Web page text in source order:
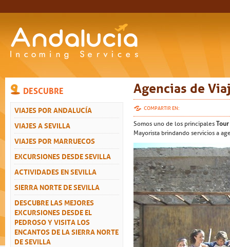
DESCUBRE
VIAJES POR ANDALUCÍA
VIAJES A SEVILLA
VIAJES POR MARRUECOS
EXCURSIONES DESDE SEVILLA
ACTIVIDADES EN SEVILLA
SIERRA NORTE DE SEVILLA
DESCUBRE LAS MEJORES
EXCURSIONES DESDE EL
PEDROSO Y VISITA LOS
ENCANTOS DE LA SIERRA NORTE
DE SEVILLA
Agencias de
COMPARTIR EN:
Somos uno de los principales
Mayorista brindando servicios a